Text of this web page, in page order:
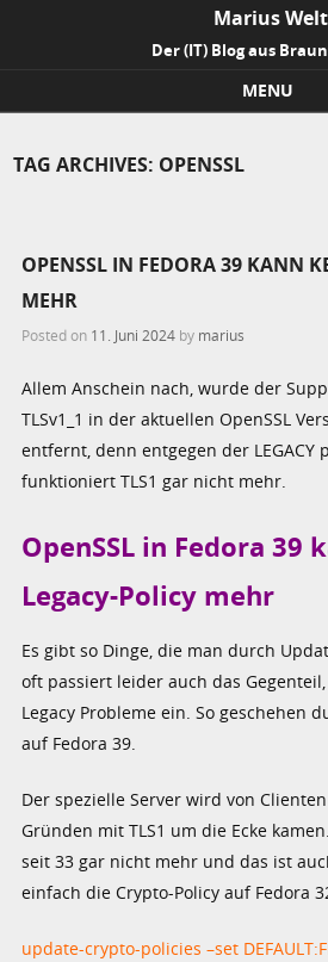
Marius Welt
Der (IT) Blog aus
MENU
TAG ARCHIVES: OPENSSL
OPENSSL IN FEDORA 39 KANN
MEHR
Posted on 11. Juni 2024 by marius
Allem Anschein nach, wurde der
TLSv1_1 in der aktuellen OpenSSL
entfernt, denn entgegen der LEGACY
funktioniert TLS1 gar nicht mehr.
OpenSSL in Fedora 39
Legacy-Policy mehr
Es gibt so Dinge, die man durch
oft passiert leider auch das
Legacy Probleme ein. So geschehen
auf Fedora 39.
Der spezielle Server wird von
Gründen mit TLS1 um die Ecke
seit 33 gar nicht mehr und das ist
einfach die Crypto-Policy auf Fedora
update-crypto-policies –set